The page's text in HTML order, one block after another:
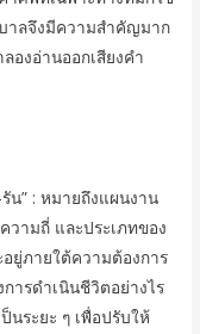
าลจึงมีความสำคัญมาก
องอ่านออกเสียงคำ
รัน” : หมายถึงแผนงาน
วามถี่ และประเภทของ
ยู่ภายใต้ความต้องการ
ารดำเนินชีวิตอย่างไร
นระยะ ๆ เพื่อปรับให้